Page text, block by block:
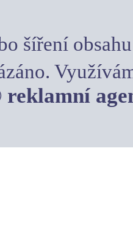
šíření
reklamní